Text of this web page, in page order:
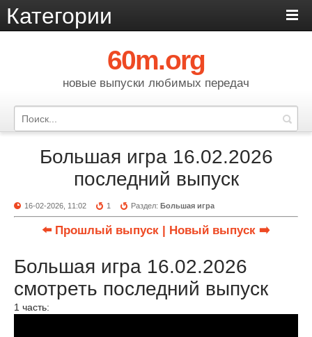
Категории
60m.org
новые выпуски любимых передач
Большая игра 16.02.2026
последний выпуск
16-02-2026, 11:02 1 Раздел:Большая игра
⬅️ Прошлый выпуск | Новый выпуск ➡️
Большая игра 16.02.2026
смотреть последний выпуск
1 часть: